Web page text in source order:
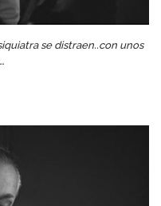
se distraen..con unos